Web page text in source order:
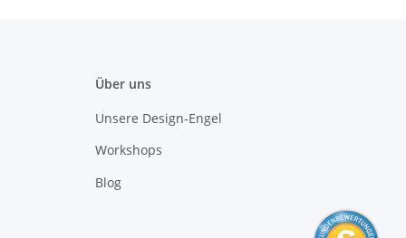
Über uns
Unsere Design-Engel
Workshops
Blog